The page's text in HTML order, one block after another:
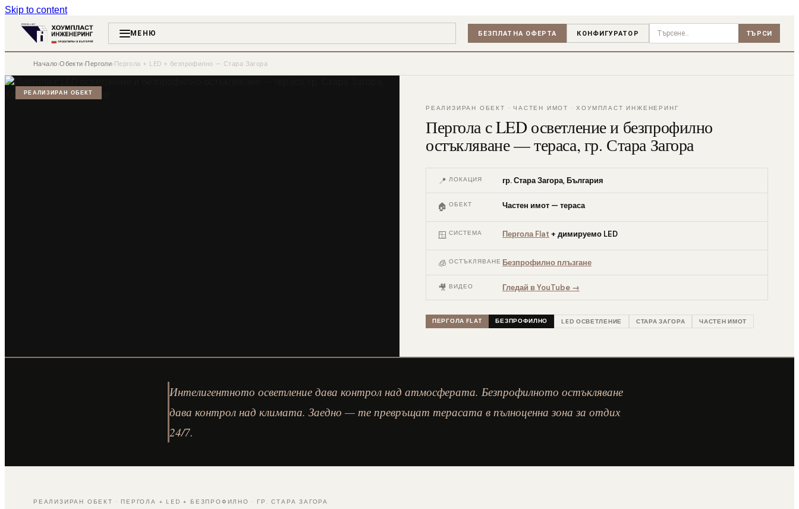
Skip to content
МЕНЮ БЕЗПЛАТНА ОФЕРТА КОНФИГУРАТОР Търсене ТЪРСИ
Начало›Обекти›Перголи› Пергола + LED + безпрофилно — Стара Загора
РЕАЛИЗИРАН ОБЕКТ
РЕАЛИЗИРАН ОБЕКТ · ЧАСТЕН ИМОТ · ХОУМПЛАСТ ИНЖЕНЕРИНГ
Пергола с LED осветление и безпрофилно
остъкляване — тераса, гр. Стара Загора
📍 ЛОКАЦИЯ гр. Стара Загора, България
🏠 ОБЕКТ Частен имот — тераса
🪟 СИСТЕМА Пергола Flat + димируемо LED
🧊 ОСТЪКЛЯВАНЕ Безпрофилно плъзгане
🎥 ВИДЕО Гледай в YouTube →
ПЕРГОЛА FLAT БЕЗПРОФИЛНО LED ОСВЕТЛЕНИЕ СТАРА ЗАГОРА ЧАСТЕН ИМОТ
Интелигентното осветление дава контрол над атмосферата. Безпрофилното остъкляване
дава контрол над климата. Заедно — те превръщат терасата в пълноценна зона за отдих
24/7.
РЕАЛИЗИРАН ОБЕКТ · ПЕРГОЛА + LED + БЕЗПРОФИЛНО · ГР. СТАРА ЗАГОРА